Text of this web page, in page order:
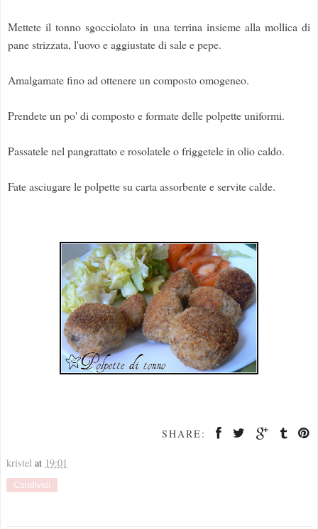
Mettete il tonno sgocciolato in una terrina insieme alla mollica di
pane strizzata, l'uovo e aggiustate di sale e pepe.
Amalgamate fino ad ottenere un composto omogeneo.
Prendete un po' di composto e formate delle polpette uniformi.
Passatele nel pangrattato e rosolatele o friggetele in olio caldo.
Fate asciugare le polpette su carta assorbente e servite calde.
SHARE:
kristel at 19:01
Condividi